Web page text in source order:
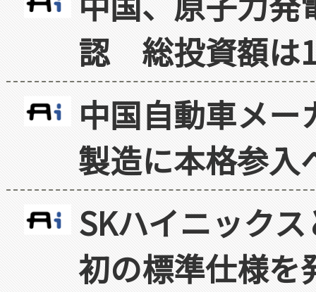
認 総投資額は
中国自動車メ
製造に本格参入
SKハイニック
初の標準仕様を